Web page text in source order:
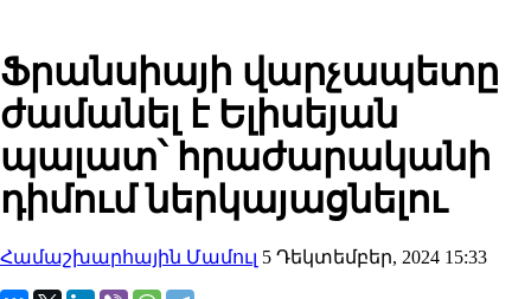
Ֆրանսիայի վարչապետը
ժամանել է Ելիսեյան
պալատ՝ հրաժարականի
դիմում ներկայացնելու
Համաշխարհային Մամուլ 5 Դեկտեմբեր, 2024 15:33